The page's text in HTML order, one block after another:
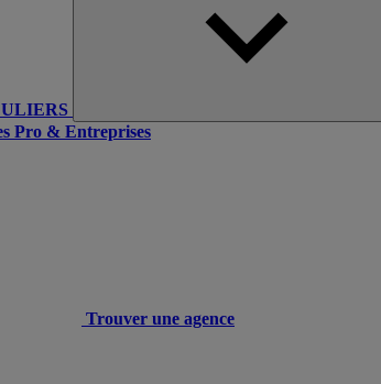
Pro & Entreprises
Trouver une agence